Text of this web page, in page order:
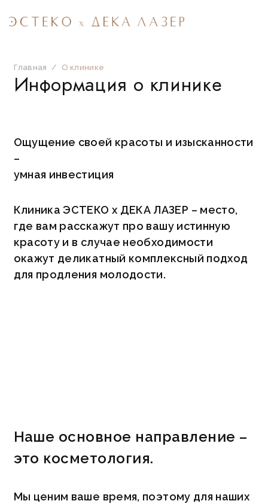
Главная / О клинике
Информация о клинике
Ощущение своей красоты и изысканности
–
умная инвестиция
Клиника ЭСТЕКО х ДЕКА ЛАЗЕР – место,
где вам расскажут про вашу истинную
красоту и в случае необходимости
окажут деликатный комплексный подход
для продления молодости.
Наше основное направление –
это косметология.
Мы ценим ваше время, поэтому для наших